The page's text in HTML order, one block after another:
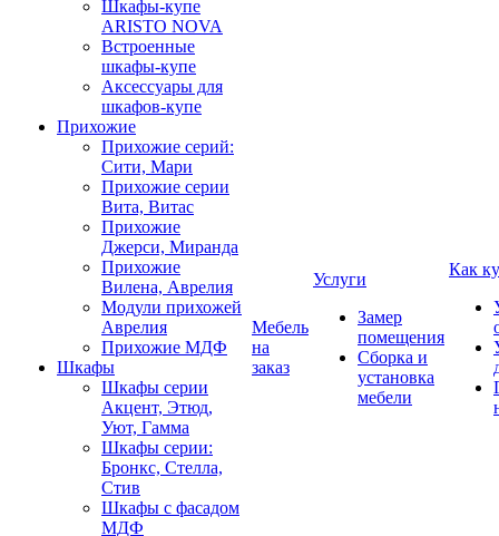
Шкафы-купе
ARISTO NOVA
Встроенные
шкафы-купе
Аксессуары для
шкафов-купе
Прихожие
Прихожие серий:
Сити, Мари
Прихожие серии
Вита, Витас
Прихожие
Джерси, Миранда
Прихожие
Вилена, Аврелия
Модули прихожей
Аврелия
Прихожие МДФ
Шкафы
Шкафы серии
Акцент, Этюд,
Уют, Гамма
Шкафы серии:
Бронкс, Стелла,
Стив
Шкафы с фасадом
МДФ
Мебель
на
заказ
Услуги
Замер
помещения
Сборка и
установка
мебели
Как